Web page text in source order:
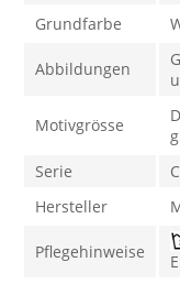
Grundfarbe
Abbildungen
Motivgrösse
Serie
Hersteller
Pflegehinweise